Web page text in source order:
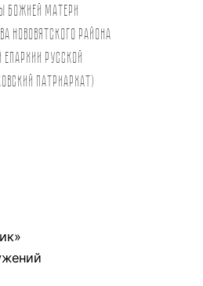
Божией Матери
Нововятского района
Русской
Патриархат)